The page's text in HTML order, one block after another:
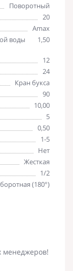
Поворотный
20
Amax
воды
1,50
12
24
Кран букса
90
10,00
5
0,50
1-5
Нет
Жесткая
1/2
(180°)